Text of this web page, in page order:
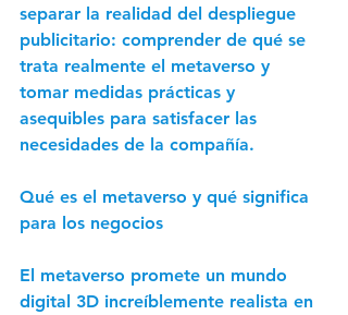
separar la realidad del despliegue
publicitario: comprender de qué se
trata realmente el metaverso y
tomar medidas prácticas y
asequibles para satisfacer las
necesidades de la compañía.
Qué es el metaverso y qué significa
para los negocios
El metaverso promete un mundo
digital 3D increíblemente realista en